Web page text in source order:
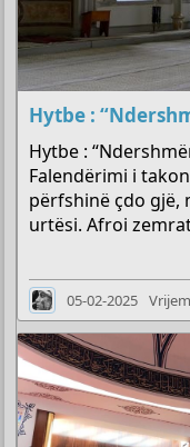
Hytbe :
Hytbe :
Falendërimi i
përfshinë çdo gjë,
urtësi. Afroi
05-02-2025